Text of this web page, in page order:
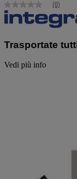
Nessuna
valutazione
Stesso
alla
pagina.
(0)
Trasportate
Vedi più info